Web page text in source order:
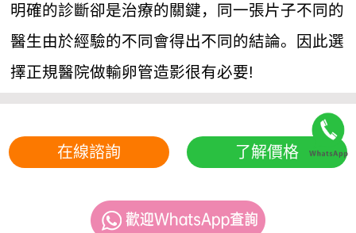
明確的診斷卻是治療的關鍵，同一張片子不同的
醫生由於經驗的不同會得出不同的結論。因此選
擇正規醫院做輸卵管造影很有必要!
在線諮詢 了解價格